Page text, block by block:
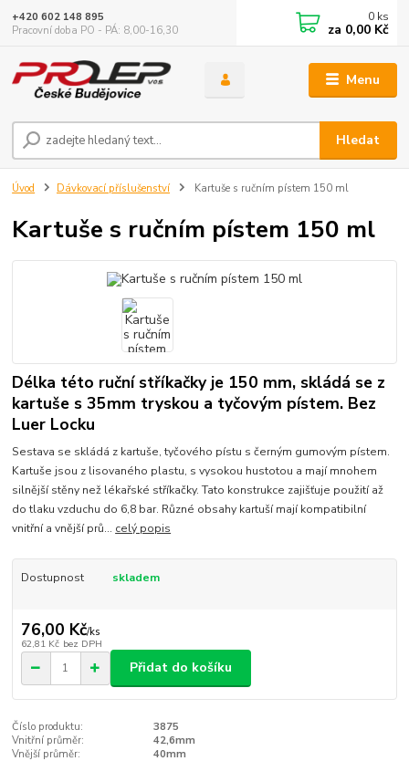
Menu
Hledat
+420 602 148 895
Pracovní doba PO - PÁ: 8,00-16,30
0 ks
za 0,00 Kč
Úvod Dávkovací příslušenství Kartuše s ručním pístem 150 ml
Kartuše s ručním pístem 150 ml
Délka této ruční stříkačky je 150 mm, skládá se z
kartuše s 35mm tryskou a tyčovým pístem. Bez
Luer Locku
Sestava se skládá z kartuše, tyčového pístu s černým gumovým pístem.
Kartuše jsou z lisovaného plastu, s vysokou hustotou a mají mnohem
silnější stěny než lékařské stříkačky. Tato konstrukce zajišťuje použití až
do tlaku vzduchu do 6,8 bar. Různé obsahy kartuší mají kompatibilní
vnitřní a vnější prů... celý popis
Dostupnost skladem
76,00 Kč/ks
62,81 Kč bez DPH
Přidat do košíku
Číslo produktu:
3875
Vnitřní průměr:
42,6mm
Vnější průměr:
40mm